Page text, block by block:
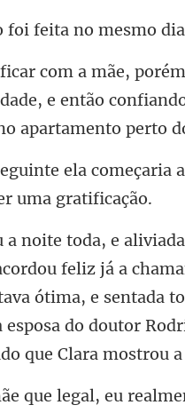
ita no mesmo
e então
ria
ótima, e sentada